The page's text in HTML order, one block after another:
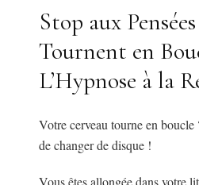
Stop aux
Tournent en
L’Hypnose à la
Votre cerveau tourne en boucle
de changer de disque !
Vous êtes allongée dans votre